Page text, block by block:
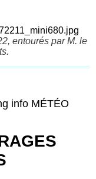
entourés par M. le
info MÉTÉO